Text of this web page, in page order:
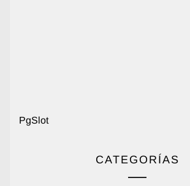
PgSlot
CATEGORÍAS